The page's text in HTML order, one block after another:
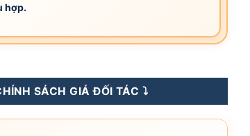
hợp.
Pin NLMT Tongwei Solar 660WP - TNC 3.0 -
SÁCH GIÁ ĐỐI TÁC ⤵️